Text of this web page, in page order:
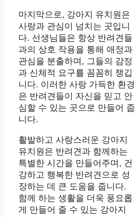
마지막으로, 강아지 유치원은
사랑과 관심이 넘치는 곳입니
다. 선생님들은 항상 반려견들
과의 상호 작용을 통해 애정과
관심을 분출하며, 그들의 감정
과 신체적 요구를 꼼꼼히 챙깁
니다. 이러한 사랑 가득한 환경
은 반려견들이 자신을 믿고 안
심할 수 있는 곳으로 만들어 줍
니다.
활발하고 사랑스러운 강아지
유치원은 반려견과 함께하는
특별한 시간을 만들어주며, 건
강하고 행복한 반려견으로 성
장하는 데 큰 도움을 줍니다.
함께 하는 생활을 더욱 풍요롭
게 만들어 줄 수 있는 강아지